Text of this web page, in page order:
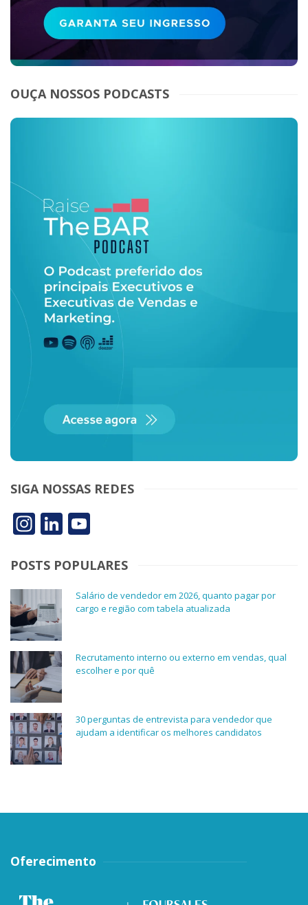
OUÇA NOSSOS PODCASTS
SIGA NOSSAS REDES
Instagram
LinkedIn
POSTS POPULARES
Salário de vendedor em 2026, quanto pagar por
cargo e região com tabela atualizada
Recrutamento interno ou externo em vendas, qual
escolher e por quê
30 perguntas de entrevista para vendedor que
ajudam a identificar os melhores candidatos
Oferecimento